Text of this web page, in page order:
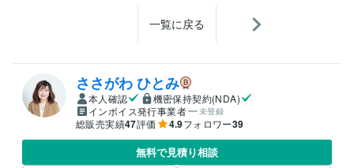
一覧に戻る
ささがわ ひとみ
本人確認
機密保持契約(NDA)
インボイス発行事業者
未登録
総販売実績47評価 4.9フォロワー39
無料で見積り相談